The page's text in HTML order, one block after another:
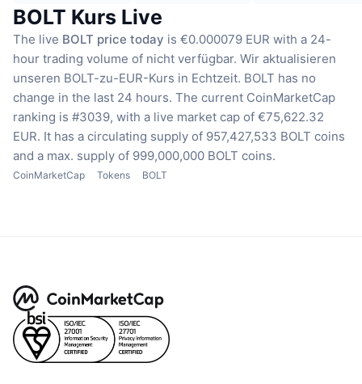
BOLT Kurs Live
The live BOLT price today is €0.000079 EUR with a 24-
hour trading volume of nicht verfügbar. Wir aktualisieren
unseren BOLT-zu-EUR-Kurs in Echtzeit. BOLT has no
change in the last 24 hours. The current CoinMarketCap
ranking is #3039, with a live market cap of €75,622.32
EUR. It has a circulating supply of 957,427,533 BOLT coins
and a max. supply of 999,000,000 BOLT coins.
CoinMarketCap Tokens BOLT